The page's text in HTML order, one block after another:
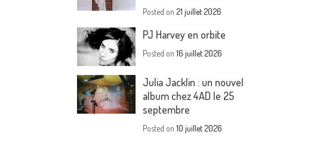
Posted on21 juillet 2026
PJ Harvey en orbite
Posted on16 juillet 2026
Julia Jacklin : un nouvel
album chez 4AD le 25
septembre
Posted on10 juillet 2026